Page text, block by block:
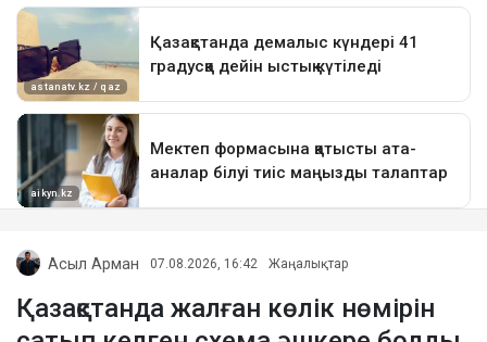
Асыл Арман 07.08.2026, 16:42 Жаңалықтар
Қазақстанда жалған көлік нөмірін